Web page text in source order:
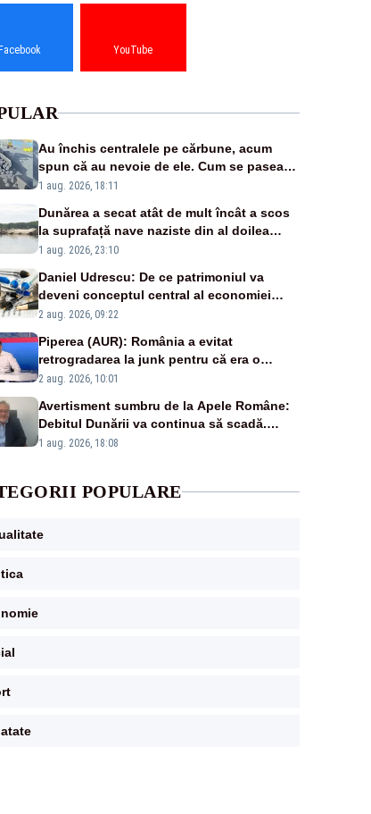
Facebook YouTube
Au închis centralele pe cărbune, acum
spun că au nevoie de ele. Cum se pasează
vina în plină criză energetică
1 aug. 2026, 18:11
Dunărea a secat atât de mult încât a scos
la suprafață nave naziste din al doilea
război mondial
1 aug. 2026, 23:10
Daniel Udrescu: De ce patrimoniul va
deveni conceptul central al economiei
viitoare?
2 aug. 2026, 09:22
Piperea (AUR): România a evitat
retrogradarea la junk pentru că era o
catastrofă pentru bănci și fondurile de
2 aug. 2026, 10:01
Avertisment sumbru de la Apele Române:
Debitul Dunării va continua să scadă.
Cernavodă s-ar putea închide în 4 zile
1 aug. 2026, 18:08
POPULARE